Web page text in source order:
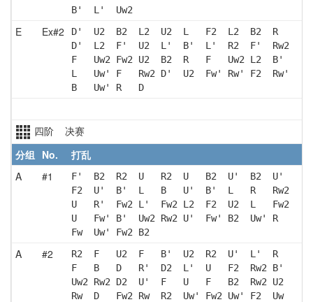
B'  L'  Uw2
E Ex#2
D'  U2  B2  L2  U2  L   F2  L2  B2  R
D'  L2  F'  U2  L'  B'  L'  R2  F'  Rw2
F   Uw2 Fw2 U2  B2  R   F   Uw2 L2  B'
L   Uw' F   Rw2 D'  U2  Fw' Rw' F2  Rw'
B   Uw' R   D
四阶 决赛
分组 No.
打乱
A
#1
F'  B2  R2  U   R2  U   B2  U'  B2  U'
F2  U'  B'  L   B   U'  B'  L   R   Rw2
U   R'  Fw2 L'  Fw2 L2  F2  U2  L   Fw2
U   Fw' B'  Uw2 Rw2 U'  Fw' B2  Uw' R
Fw  Uw' Fw2 B2
A #2
R2  F   U2  F   B'  U2  R2  U'  L'  R
F   B   D   R'  D2  L'  U   F2  Rw2 B'
Uw2 Rw2 D2  U'  F   U   F   B2  Rw2 U2
Rw  D   Fw2 Rw  R2  Uw' Fw2 Uw' F2  Uw